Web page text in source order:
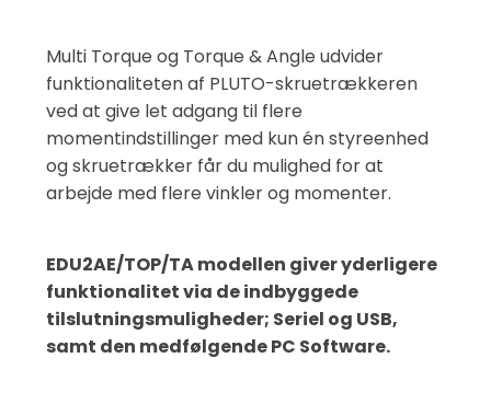
Multi Torque og Torque & Angle udvider
funktionaliteten af ​​PLUTO-skruetrækkeren
ved at give let adgang til flere
momentindstillinger med kun én styreenhed
og skruetrækker får du mulighed for at
arbejde med flere vinkler og momenter.
EDU2AE/TOP/TA modellen giver yderligere
funktionalitet via de indbyggede
tilslutningsmuligheder; Seriel og USB,
samt den medfølgende PC Software.